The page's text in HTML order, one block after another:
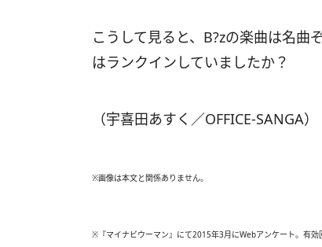
こうして見ると、B?zの楽曲は名曲
はランクインしていましたか？
（宇喜田あすく／OFFICE-SANGA）
※画像は本文と関係ありません。
※『マイナビウーマン』にて2015年3月にWebアンケート。有効